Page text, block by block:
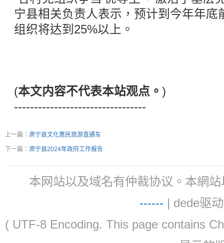
宁县相关负责人表示，预计到今年年底
组织将达到25%以上。
(本文内容不代表本站观点。 )
---------------------------------
上一篇： 肃宁县文化惠民旅游直通车
下一篇： 肃宁县2024年政府工作报告
本网站以及域名有仲裁协议。本網
------ | dede驱
( UTF-8 Encoding. This page contains